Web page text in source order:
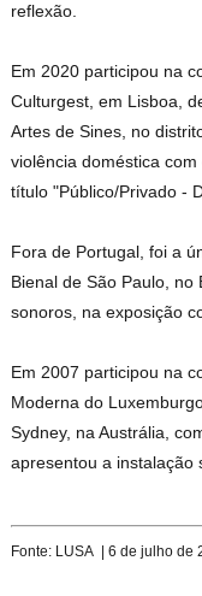
reflexão.
Em 2020 participou na
Culturgest, em Lisboa,
Artes de Sines, no
violência doméstica
título "Público/Privado -
Fora de Portugal, foi a
Bienal de São Paulo,
sonoros, na exposição
Em 2007 participou na
Moderna do
Sydney, na Austrália,
apresentou a instalação
Fonte: LUSA | 6 de julho de